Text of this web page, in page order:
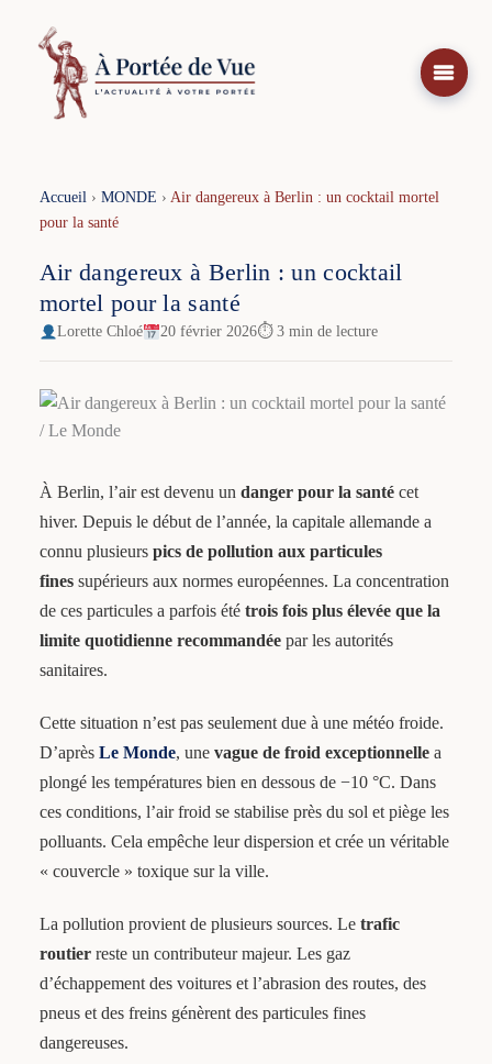
contenu
Accueil› MONDE › Air dangereux à Berlin : un cocktail mortel
pour la santé
Air dangereux à Berlin : un cocktail
mortel pour la santé
Lorette Chloé 20 février 2026⏱ 3 min de lecture
À Berlin, l’air est devenu un danger pour la santécet
hiver. Depuis le début de l’année, la capitale allemande a
connu plusieurs pics de pollution aux particules
finessupérieurs aux normes européennes. La concentration
de ces particules a parfois été trois fois plus élevée que la
limite quotidienne recommandéepar les autorités
sanitaires.
Cette situation n’est pas seulement due à une météo froide.
D’après Le Monde, une vague de froid exceptionnellea
plongé les températures bien en dessous de −10 °C. Dans
ces conditions, l’air froid se stabilise près du sol et piège les
polluants. Cela empêche leur dispersion et crée un véritable
« couvercle » toxique sur la ville.
La pollution provient de plusieurs sources. Le trafic
routierreste un contributeur majeur. Les gaz
d’échappement des voitures et l’abrasion des routes, des
pneus et des freins génèrent des particules fines
dangereuses.